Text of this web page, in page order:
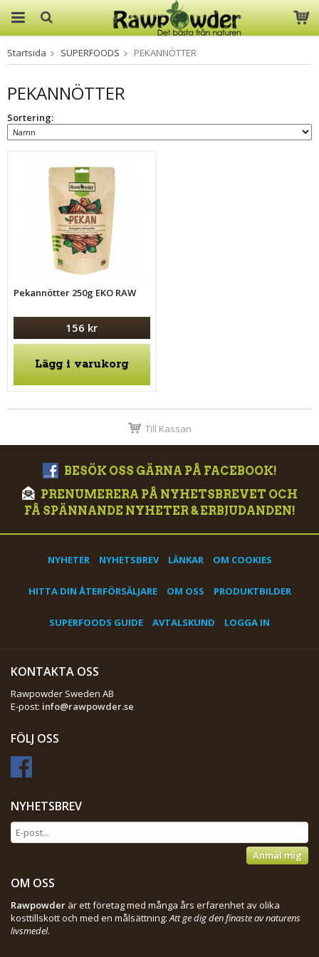
Produkten har blivit tillagd i
varukorgen
Startsida SUPERFOODS PEKANNÖTTER
PEKANNÖTTER
Sortering:
Pekannötter 250g EKO RAW
156 kr
Lägg i varukorg
Till Kassan
BESÖK OSS GÄRNA PÅ FACEBOOK!
PRENUMERERA PÅ NYHETSBREVET OCH
FÅ SPÄNNANDE NYHETER & ERBJUDANDEN!
NYHETER NYHETSBREV LÄNKAR OM COOKIES
HITTA DIN ÅTERFÖRSÄLJARE OM OSS PRODUKTBILDER
SUPERFOODS GUIDE AVTALSKUND LOGGA IN
KONTAKTA OSS
Rawpowder Sweden AB
E-post: info@rawpowder.se
FÖLJ OSS
NYHETSBREV
Anmäl mig
OM OSS
Rawpowder är ett företag med många års erfarenhet av olika
kosttillskott och med en målsättning:Att ge dig den finaste av naturens
livsmedel.